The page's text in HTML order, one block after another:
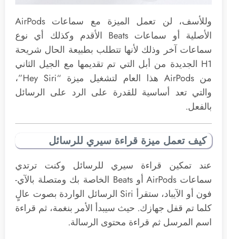
وللأسف، لن تعمل الميزة مع سماعات AirPods
الأصلية أو سماعات Beats الأقدم وكذلك أي نوع
سماعات آخر وذلك لأنها تتطلب بطبيعة الحال شريحة
H1 الجديدة من أبل التي تم تقديمها مع الجيل الثاني
من AirPods هذا العام لتشغيل ميزة “Hey Siri”،
والتي تعد أساسية للقدرة على الرد على الرسائل
بالفعل.
كيف تعمل ميزة قراءة سيري للرسائل
عند تمكين قراءة سيري للرسائل وكنت ترتدي
سماعات AirPods أو Beats الخاصة بك ومتصلة بالآي-
فون أو الآيباد، ستقرأ Siri الرسائل الواردة بصوت عالٍ
كلما تم قفل جهازك. حيث سيبدأ الأمر بنغمة، ثم قراءة
اسم المرسل ثم قراءة محتوى الرسالة.